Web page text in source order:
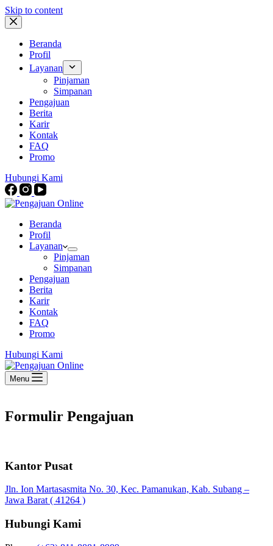
Skip to content
Beranda
Profil
Layanan
Pinjaman
Simpanan
Pengajuan
Berita
Karir
Kontak
FAQ
Promo
Hubungi Kami
Beranda
Profil
Layanan
Pinjaman
Simpanan
Pengajuan
Berita
Karir
Kontak
FAQ
Promo
Hubungi Kami
Menu
Formulir Pengajuan
Kantor Pusat
Jln. Ion Martasasmita No. 30, Kec. Pamanukan, Kab. Subang –
Jawa Barat ( 41264 )
Hubungi Kami